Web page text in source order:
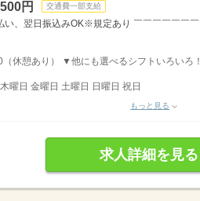
円 交通費一部支給
い、翌日振込みOK※規定あり ￣￣￣￣￣￣
休憩あり） ▼他にも選べるシフトいろいろ
曜日 金曜日 土曜日 日曜日 祝日
もっと見る
求人詳細を見る